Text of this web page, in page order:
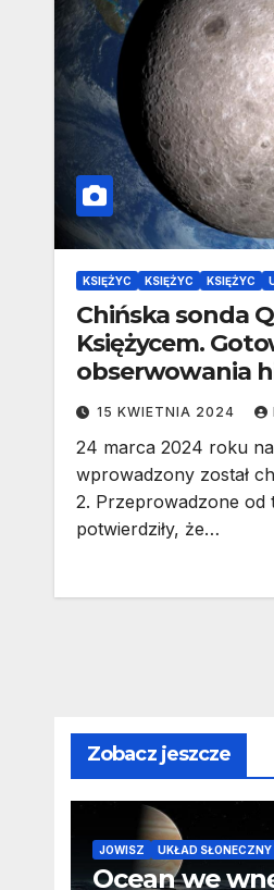
KSIĘŻYC KSIĘŻYC KSIĘŻYC
Chińska sonda
Księżycem.
obserwowania
Chang’e-6
15 KWIETNIA 2024
24 marca 2024 roku
wprowadzony został
2. Przeprowadzone od
potwierdziły, że…
Zobacz jeszcze
JOWISZ UKŁAD SŁONECZNY
Ocean we